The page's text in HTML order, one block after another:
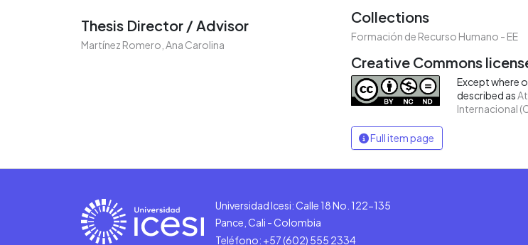
Thesis Director / Advisor
Martínez Romero, Ana Carolina
Collections
Formación de Recurso Humano - EE
Creative Commons
Except where
described as
Internacional
Full item page
Universidad Icesi: Calle 18 No. 122-135
Pance, Cali - Colombia
Teléfono: +57 (602) 555 2334